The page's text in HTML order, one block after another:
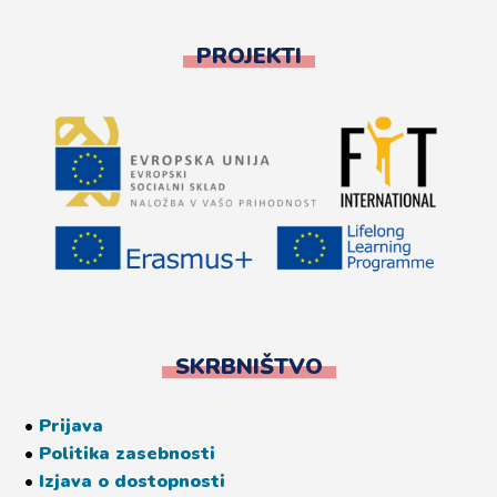
PROJEKTI
SKRBNIŠTVO
• Prijava
• Politika zasebnosti
• Izjava o dostopnosti